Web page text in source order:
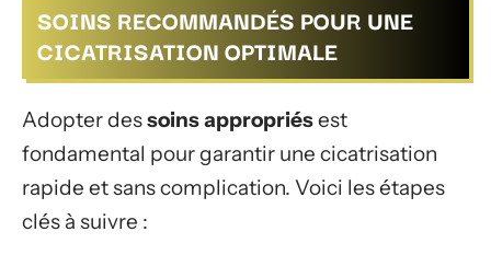
SOINS RECOMMANDÉS POUR UNE
CICATRISATION OPTIMALE
Adopter dessoins appropriésest
fondamental pour garantir une cicatrisation
rapide et sans complication. Voici les étapes
clés à suivre :